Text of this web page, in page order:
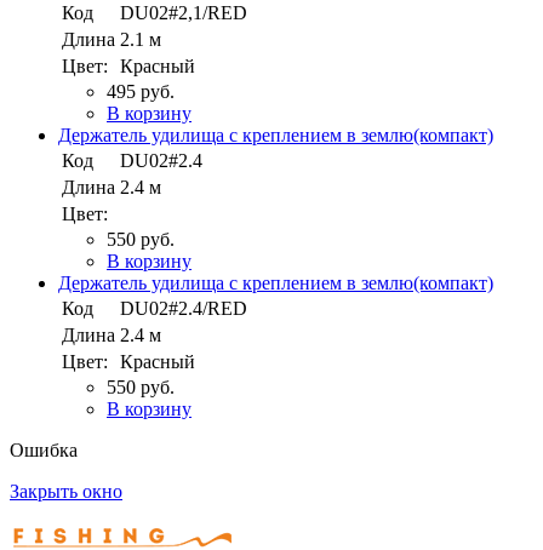
Код
DU02#2,1/RED
Длина 2.1 м
Цвет:
Красный
495 руб.
В корзину
Держатель удилища с креплением в землю(компакт)
Код
DU02#2.4
Длина 2.4 м
Цвет:
550 руб.
В корзину
Держатель удилища с креплением в землю(компакт)
Код
DU02#2.4/RED
Длина 2.4 м
Цвет:
Красный
550 руб.
В корзину
Ошибка
Закрыть окно